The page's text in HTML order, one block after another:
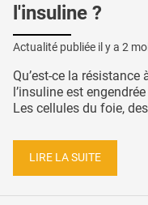
l'insuline ?
Actualité publiée il y a 2
Qu’est-ce la résistance
l’insuline est
Les cellules du foie,
LIRE LA SUITE